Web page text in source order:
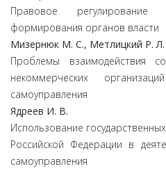
Правовое регулирование
формирования органов власти
Мизернюк М. С., Метлицкий Р. Л.
Проблемы взаимодействия
некоммерческих
самоуправления
Ядреев И. В.
Использование
Российской Федерации в
самоуправления